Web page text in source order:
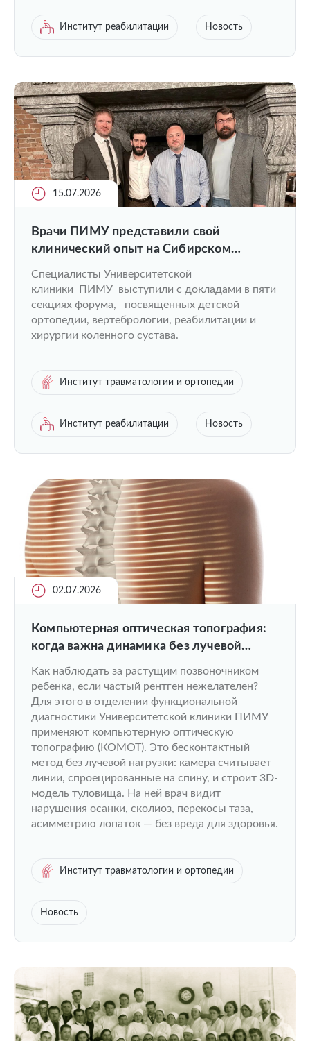
Институт реабилитации Новость
15.07.2026
Врачи ПИМУ представили свой
клинический опыт на Сибирском
Специалисты Университетской
клиники ПИМУ выступили с докладами в пяти
секциях форума, посвященных детской
ортопедии, вертебрологии, реабилитации и
хирургии коленного сустава.
Институт травматологии и ортопедии
Институт реабилитации Новость
02.07.2026
Компьютерная оптическая топография:
когда важна динамика без лучевой
нагрузки
Как наблюдать за растущим позвоночником
ребенка, если частый рентген нежелателен?
Для этого в отделении функциональной
диагностики Университетской клиники ПИМУ
применяют компьютерную оптическую
топографию (КОМОТ). Это бесконтактный
метод без лучевой нагрузки: камера считывает
линии, спроецированные на спину, и строит 3D-
модель туловища. На ней врач видит
нарушения осанки, сколиоз, перекосы таза,
асимметрию лопаток — без вреда для здоровья.
Институт травматологии и ортопедии
Новость